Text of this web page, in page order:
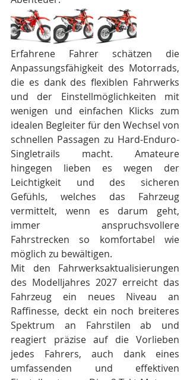
Erfahrene Fahrer schätzen die
Anpassungsfähigkeit des Motorrads,
die es dank des flexiblen Fahrwerks
und der Einstellmöglichkeiten mit
wenigen und einfachen Klicks zum
idealen Begleiter für den Wechsel von
schnellen Passagen zu Hard-Enduro-
Singletrails macht. Amateure
hingegen lieben es wegen der
Leichtigkeit und des sicheren
Gefühls, welches das Fahrzeug
vermittelt, wenn es darum geht,
immer anspruchsvollere
Fahrstrecken so komfortabel wie
möglich zu bewältigen.
Mit den Fahrwerksaktualisierungen
des Modelljahres 2027 erreicht das
Fahrzeug ein neues Niveau an
Raffinesse, deckt ein noch breiteres
Spektrum an Fahrstilen ab und
reagiert präzise auf die Vorlieben
jedes Fahrers, auch dank eines
umfassenden und effektiven